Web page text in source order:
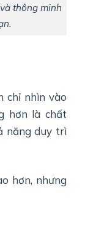
thông minh
chỉ nhìn vào
hơn là chất
năng duy trì
hơn, nhưng